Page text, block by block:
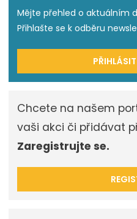
Mějte přehled o aktuálním
Přihlašte se k odběru
Chcete na našem
vaši akci či přidávat
Zaregistrujte se.